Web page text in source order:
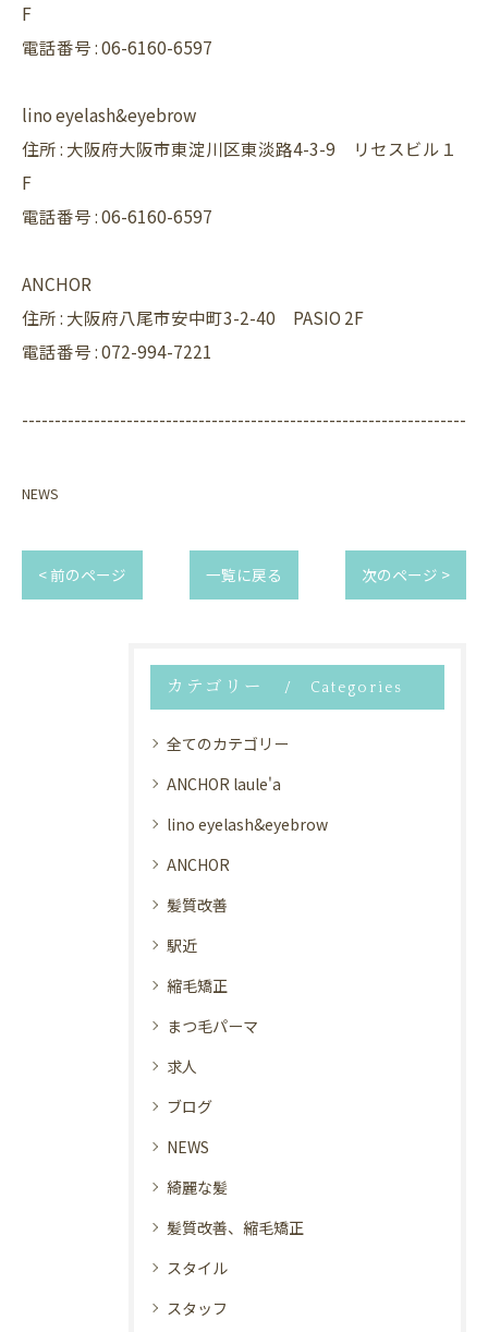
F
電話番号 :06-6160-6597
lino eyelash&eyebrow
住所 : 大阪府大阪市東淀川区東淡路4-3-9 リセスビル１
F
電話番号 : 06-6160-6597
ANCHOR
住所 : 大阪府八尾市安中町3-2-40 PASIO 2F
電話番号 : 072-994-7221
--------------------------------------------------------------------
NEWS
< 前のページ 一覧に戻る 次のページ >
カテゴリー Categories
全てのカテゴリー
ANCHOR laule'a
lino eyelash&eyebrow
ANCHOR
髪質改善
駅近
縮毛矯正
まつ毛パーマ
求人
ブログ
NEWS
綺麗な髪
髪質改善、縮毛矯正
スタイル
スタッフ